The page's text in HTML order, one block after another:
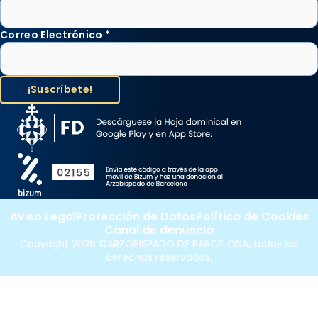
Correo Electrónico *
Copyright 2026 ©ARZOBISPADO DE BARCELONA, todos los
derechos reservados.
Aviso LegalProtección de DatosPolítica de Cookies
Canal de denuncia